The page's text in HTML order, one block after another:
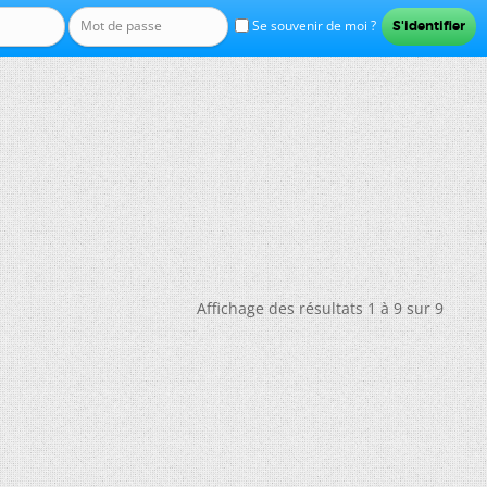
Se souvenir de moi ?
Affichage des résultats 1 à 9 sur 9